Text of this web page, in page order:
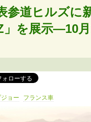
参道ヒルズに
」を展示―10月
ジョー フランス車